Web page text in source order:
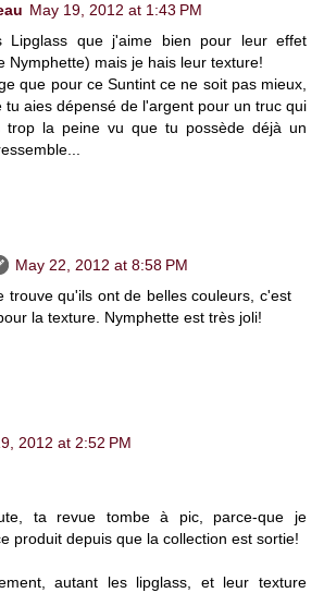
May 19, 2012 at 1:43 PM
Lipglass que j'aime bien pour leur effet
Nymphette) mais je hais leur texture!
que pour ce Suntint ce ne soit pas mieux,
tu aies dépensé de l'argent pour un truc qui
trop la peine vu que tu possède déjà un
May 22, 2012 at 8:58 PM
trouve qu'ils ont de belles couleurs, c'est
la texture. Nymphette est très joli!
2012 at 2:52 PM
ta revue tombe à pic, parce-que je
produit depuis que la collection est sortie!
autant les lipglass, et leur texture